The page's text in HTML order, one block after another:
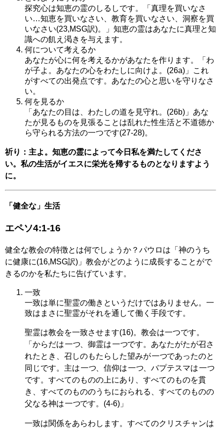
探究心は知恵の霊のしるしです。「真理を買いなさ
い…知恵を買いなさい、教育を買いなさい、洞察を買
いなさい(23,MSG訳)。」知恵の霊はあなたに真理と知
識への飢え渇きを与えます。
何について考えるか
あなたが心に何を考えるかがあなたを作ります。「わ
が子よ。あなたの心をわたしに向けよ。(26a)」これ
がすべての出発点です。あなたの心と思いを守りなさ
い。
何を見るか
「あなたの目は、わたしの道を見守れ。(26b)」あな
たが見るものを見張ることは乱れた性生活と不道徳か
ら守られる方法の一つです(27-28)。
祈り：主よ。知恵の霊によって今日私を満たしてくださ
い。私の生活がイエスに栄光を帰するものとなりますよう
に。
「健全な」生活
エペソ4:1-16
健全な教会の特徴とは何でしょうか？パウロは「神のうち
に健康に(16,MSG訳)」教会がどのように成長することがで
きるのかを私たちに告げています。
一致
一致は単に聖霊の働きというだけではありません。一
致はまさに聖霊がそれを通して働く手段です。
聖霊は教会を一致させます(16)。教会は一つです。
「からだは一つ 、御霊は一つです。あなたがたが召さ
れたとき、召しのもたらした望みが一つであったのと
同じです。主は一つ 、信仰は一つ 、バプテスマは一つ
です。すべてのものの上にあり、すべてのものを貫
き、すべてのもののうちにおられる、すべてのものの
父なる神は一つです。(4-6)」
一致は関係をあらわします。すべてのクリスチャンは